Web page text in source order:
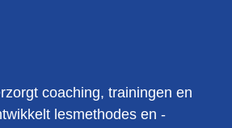
coaching, trainingen en
lesmethodes en -